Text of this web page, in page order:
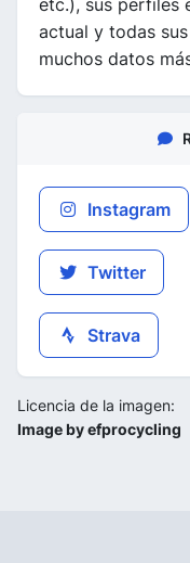
actual y todas
muchos datos
Instagram
Twitter
Strava
Licencia de la imagen:
Image by efprocycling